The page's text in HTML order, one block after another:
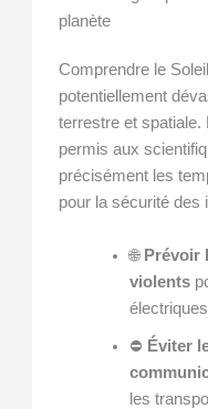
planète
Comprendre le
potentiellement
terrestre et spatiale.
permis aux
précisément les
pour la sécurité des
🌐 Prévoir
violents
⛔ Éviter
les